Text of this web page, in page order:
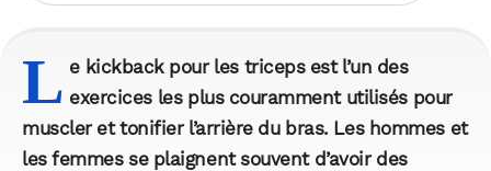
L e kickback pour les triceps est l’un des
exercices les plus couramment utilisés pour
muscler et tonifier l’arrière du bras. Les hommes et
les femmes se plaignent souvent d’avoir des